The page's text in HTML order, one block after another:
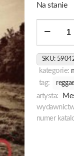
Na stanie
SKU:
kategorie:
tag:
artysta:
numer